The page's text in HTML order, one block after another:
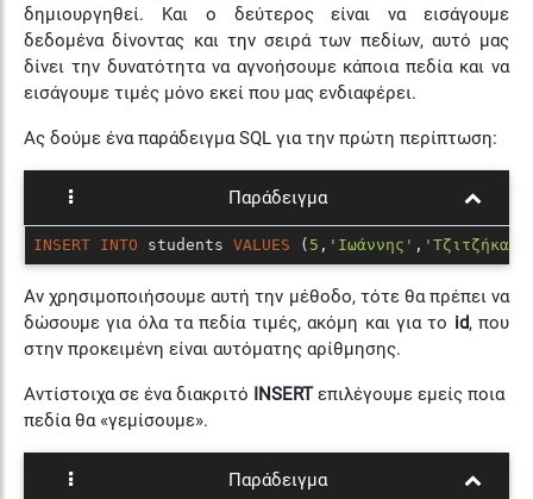
δημιουργηθεί. Και ο δεύτερος είναι να εισάγουμε
δεδομένα δίνοντας και την σειρά των πεδίων, αυτό μας
δίνει την δυνατότητα να αγνοήσουμε κάποια πεδία και να
εισάγουμε τιμές μόνο εκεί που μας ενδιαφέρει.
Ας δούμε ένα παράδειγμα SQL για την πρώτη περίπτωση:
Παράδειγμα
INSERT INTO students VALUES ( 5 , 'Ιωάννης' , 'Τζιτζήκας'
Αν χρησιμοποιήσουμε αυτή την μέθοδο, τότε θα πρέπει να
δώσουμε για όλα τα πεδία τιμές, ακόμη και για το id, που
στην προκειμένη είναι αυτόματης αρίθμησης.
Αντίστοιχα σε ένα διακριτό INSERTεπιλέγουμε εμείς ποια
πεδία θα «γεμίσουμε».
Παράδειγμα